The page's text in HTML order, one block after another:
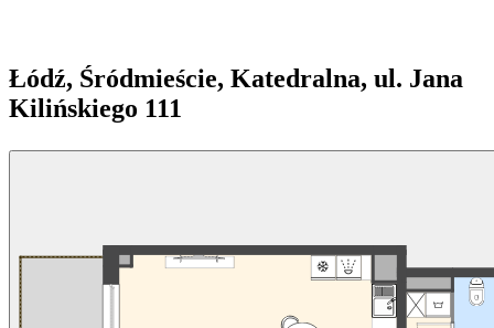
Łódź, Śródmieście, Katedralna, ul. Jana
Kilińskiego 111